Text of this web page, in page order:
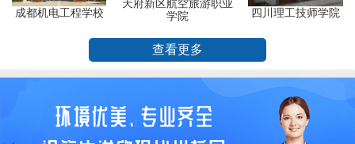
成都机电工程学校
天府新区航空旅游职业
学院
四川理工技师学院
查看更多